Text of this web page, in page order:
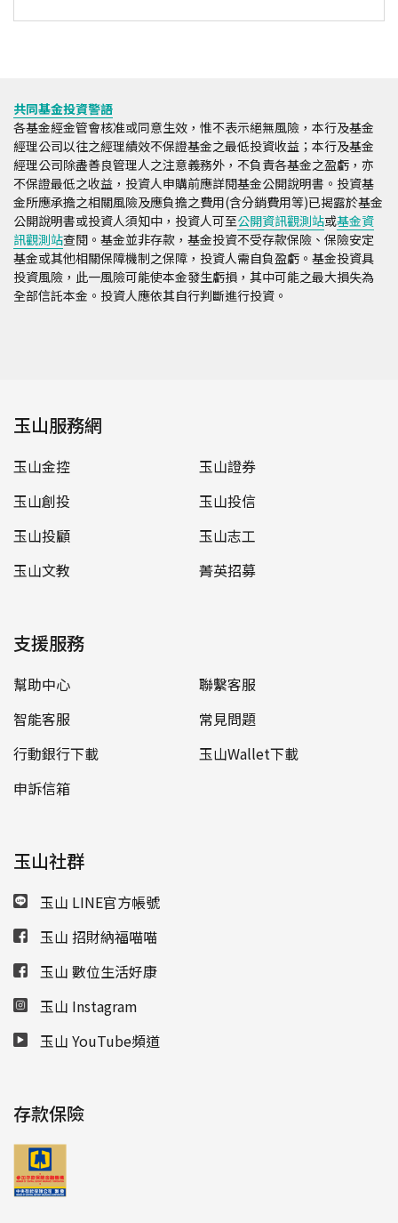
共同基金投資警語
各基金經金管會核准或同意生效，惟不表示絕無風險，本行及基金
經理公司以往之經理績效不保證基金之最低投資收益；本行及基金
經理公司除盡善良管理人之注意義務外，不負責各基金之盈虧，亦
不保證最低之收益，投資人申購前應詳閱基金公開說明書。投資基
金所應承擔之相關風險及應負擔之費用(含分銷費用等)已揭露於基金
公開說明書或投資人須知中，投資人可至公開資訊觀測站或基金資
訊觀測站查閱。基金並非存款，基金投資不受存款保險、保險安定
基金或其他相關保障機制之保障，投資人需自負盈虧。基金投資具
投資風險，此一風險可能使本金發生虧損，其中可能之最大損失為
全部信託本金。投資人應依其自行判斷進行投資。
玉山服務網
玉山金控
玉山證券
玉山創投
玉山投信
玉山投顧
玉山志工
玉山文教
菁英招募
支援服務
幫助中心
聯繫客服
智能客服
常見問題
行動銀行下載
玉山Wallet下載
申訴信箱
玉山社群
玉山 LINE官方帳號
玉山 招財納福喵喵
玉山 數位生活好康
玉山 Instagram
玉山 YouTube頻道
存款保險